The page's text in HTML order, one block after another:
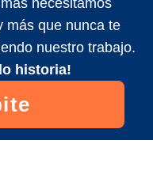
necesitamos
más que nunca te
nuestro trabajo.
historia!